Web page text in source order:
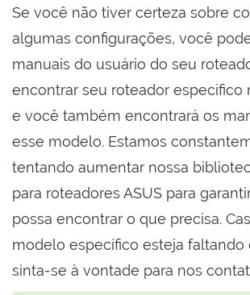
Se você não tiver certeza sobre
algumas configurações, você
manuais do usuário do seu
encontrar seu roteador específico
e você também encontrará os
esse modelo. Estamos
tentando aumentar nossa
para roteadores ASUS para
possa encontrar o que precisa.
modelo específico esteja faltando
sinta-se à vontade para nos